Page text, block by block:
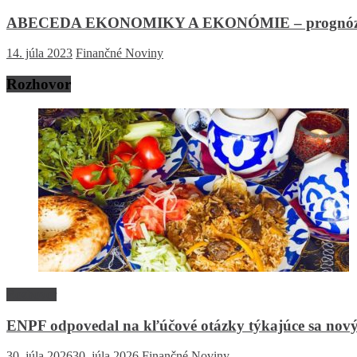
ABECEDA EKONOMIKY A EKONÓMIE –
14. júla 2023 Finančné Noviny
Rozhovor
ENPF odpovedal na kľúčové otázky týkajúce sa